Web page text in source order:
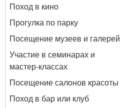
Поход в кино
Прогулка по парку
Посещение музеев и галерей
Участие в семинарах и
мастер-классах
Посещение салонов красоты
Поход в бар или клуб